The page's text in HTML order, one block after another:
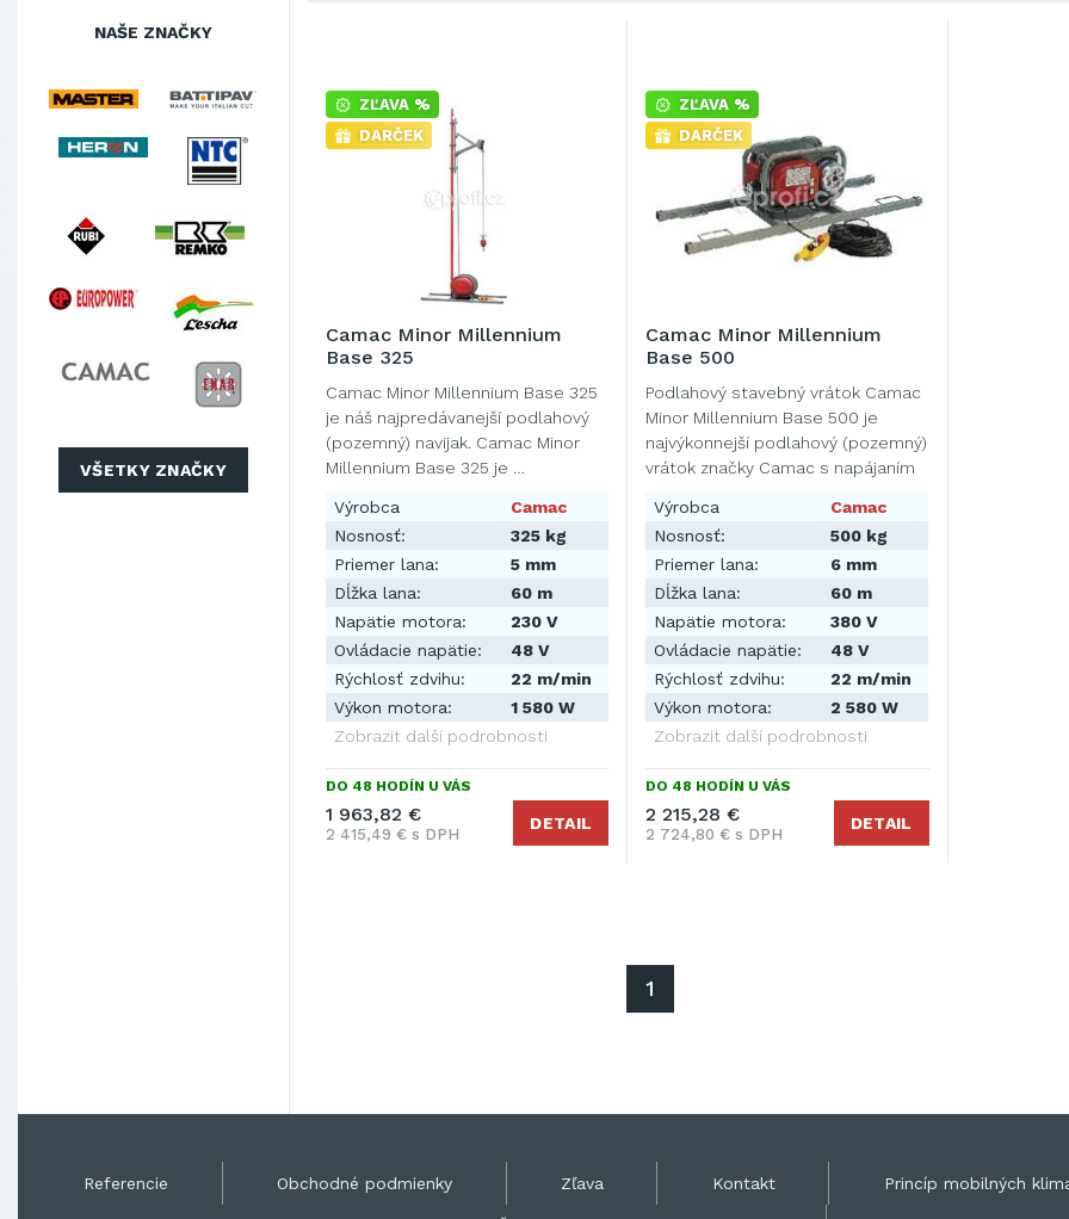
NAŠE ZNAČKY
VŠETKY ZNAČKY
ZĽAVA %
DARČEK
Camac Minor Millennium
Base 325
Camac Minor Millennium Base 325
je náš najpredávanejší podlahový
(pozemný) navijak. Camac Minor
Millennium Base 325 je …
Výrobca
Camac
Nosnosť:
325 kg
Priemer lana:
5 mm
Dĺžka lana:
60 m
Napätie motora:
230 V
Ovládacie napätie:
48 V
Rýchlosť zdvihu:
22 m/min
Výkon motora:
1 580 W
Zobrazit další podrobnosti
DO 48 HODÍN U VÁS
1 963,82 €
2 415,49 € s DPH
DETAIL
ZĽAVA %
DARČEK
Camac Minor Millennium
Base 500
Podlahový stavebný vrátok Camac
Minor Millennium Base 500 je
najvýkonnejší podlahový (pozemný)
vrátok značky Camac s napájaním
Výrobca
Camac
Nosnosť:
500 kg
Priemer lana:
6 mm
Dĺžka lana:
60 m
Napätie motora:
380 V
Ovládacie napätie:
48 V
Rýchlosť zdvihu:
22 m/min
Výkon motora:
2 580 W
Zobrazit další podrobnosti
DO 48 HODÍN U VÁS
2 215,28 €
2 724,80 € s DPH
DETAIL
1
Referencie Obchodné podmienky Zľava Kontakt Princíp mobilných